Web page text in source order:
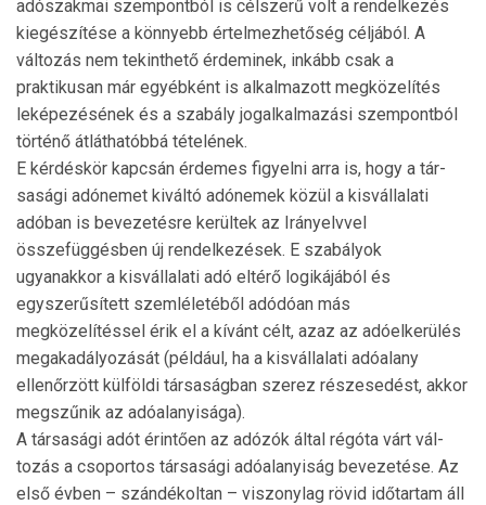
adószakmai szempontból is célszerű volt a rendelkezés
kiegészí­tése a könnyebb értelmezhetőség céljából. A
változás nem tekinthető érdeminek, inkább csak a
praktikusan már egyébként is alkalmazott megközelítés
leképezésének és a szabály jogalkalmazási szempontból
történő átláthatóbbá tételének.
E kérdéskör kapcsán érdemes figyelni arra is, hogy a tár­
sasági adónemet kiváltó adónemek közül a kisvállalati
adóban is bevezetésre kerültek az Irányelvvel
összefüggésben új rendelkezések. E szabályok
ugyanakkor a kisvállalati adó eltérő logikájából és
egyszerűsített szemléletéből adódóan más
megközelítéssel érik el a kívánt célt, azaz az adóelkerülés
megakadályozását (például, ha a kisvállalati adóalany
ellenőrzött külföldi társaságban szerez részesedést, akkor
megszűnik az adóalanyisága).
A társasági adót érintően az adózók által régóta várt vál­
tozás a csoportos társasági adóalanyiság bevezetése. Az
el­ső évben – szándékoltan – viszonylag rövid időtartam áll